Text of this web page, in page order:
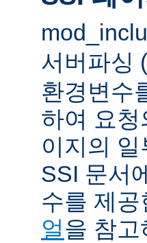
서버파싱
환경변수
하여 요
이지의
SSI 문서
수를 제
얼을 참고